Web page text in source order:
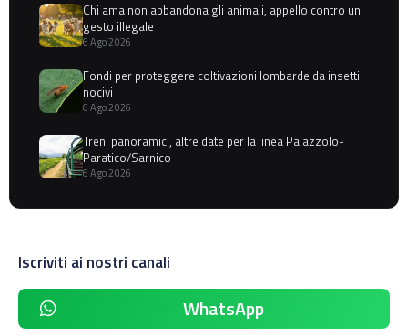
Chi ama non abbandona gli animali, appello contro un
gesto illegale
6 Ago 2026
Fondi per proteggere coltivazioni lombarde da insetti
nocivi
6 Ago 2026
Treni panoramici, altre date per la linea Palazzolo-
Paratico/Sarnico
6 Ago 2026
Iscriviti ai nostri canali
WhatsApp